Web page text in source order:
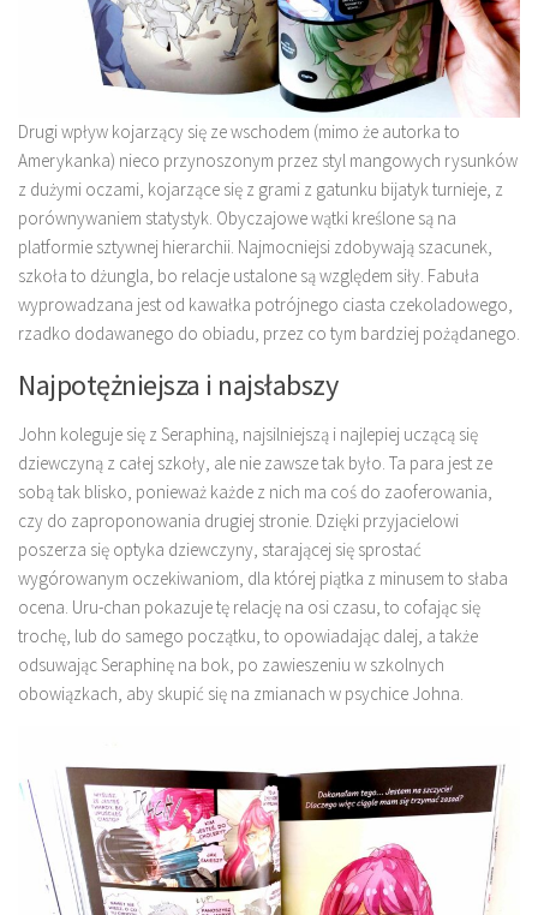
Drugi wpływ kojarzący się ze wschodem (mimo że autorka to
Amerykanka) nieco przynoszonym przez styl mangowych rysunków
z dużymi oczami, kojarzące się z grami z gatunku bijatyk turnieje, z
porównywaniem statystyk. Obyczajowe wątki kreślone są na
platformie sztywnej hierarchii. Najmocniejsi zdobywają szacunek,
szkoła to dżungla, bo relacje ustalone są względem siły. Fabuła
wyprowadzana jest od kawałka potrójnego ciasta czekoladowego,
rzadko dodawanego do obiadu, przez co tym bardziej pożądanego.
Najpotężniejsza i najsłabszy
John koleguje się z Seraphiną, najsilniejszą i najlepiej uczącą się
dziewczyną z całej szkoły, ale nie zawsze tak było. Ta para jest ze
sobą tak blisko, ponieważ każde z nich ma coś do zaoferowania,
czy do zaproponowania drugiej stronie. Dzięki przyjacielowi
poszerza się optyka dziewczyny, starającej się sprostać
wygórowanym oczekiwaniom, dla której piątka z minusem to słaba
ocena. Uru-chan pokazuje tę relację na osi czasu, to cofając się
trochę, lub do samego początku, to opowiadając dalej, a także
odsuwając Seraphinę na bok, po zawieszeniu w szkolnych
obowiązkach, aby skupić się na zmianach w psychice Johna.